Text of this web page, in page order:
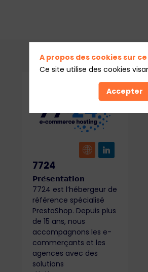
7724
𝗣𝗿𝗲́𝘀𝗲𝗻𝘁𝗮𝘁𝗶𝗼𝗻
7724 est l’hébergeur de
référence spécialisé
PrestaShop. Depuis plus
de 15 ans, nous
accompagnons les e-
commerçants et les
agences avec des
solutions
A propos des cookies sur
Ce site utilise des cookies
Accepter